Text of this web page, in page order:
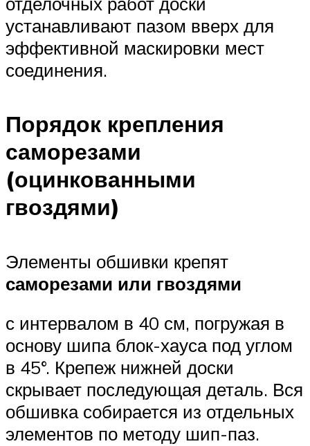
устанавливают пазом вверх для
эффективной маскировки мест
соединения.
Порядок крепления
саморезами
(оцинкованными
гвоздями)
Элементы обшивки крепят
саморезами или гвоздями
с интервалом в 40 см, погружая в
основу шипа блок-хауса под углом
в 45°. Крепеж нижней доски
скрывает последующая деталь. Вся
обшивка собирается из отдельных
элементов по методу шип-паз.